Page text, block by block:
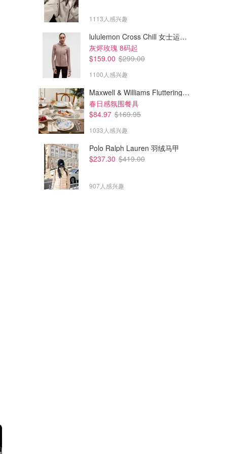
1113人感兴趣
lululemon Cross Chill 女士运动夹克
灰烬玫瑰 8码起
$159.00 $299.00
1100人感兴趣
Maxwell & Williams Fluttering Meadow 12件餐具套装
春日感氛围餐具
$84.97 $169.95
1033人感兴趣
Polo Ralph Lauren 羽绒马甲
$237.30 $419.00
907人感兴趣